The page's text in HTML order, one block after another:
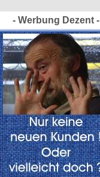
- Werbung Dezent -